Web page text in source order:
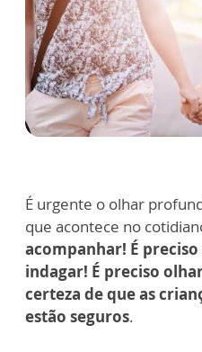
É urgente o olhar
que acontece no
acompanhar! É
indagar! É preciso
certeza de que as
estão seguros.